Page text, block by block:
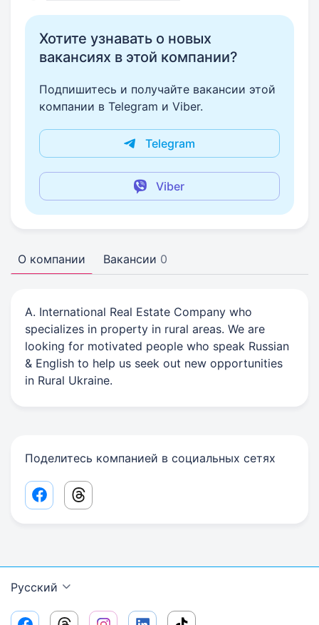
Хотите узнавать о новых
вакансиях в этой компании?
Подпишитесь и получайте вакансии этой
компании в Telegram и Viber.
Telegram
Viber
О компании Вакансии 0
A. International Real Estate Company who
specializes in property in rural areas. We are
looking for motivated people who speak Russian
& English to help us seek out new opportunities
in Rural Ukraine.
Поделитесь компанией в социальных сетях
Facebook share link
Threads share link
Русский